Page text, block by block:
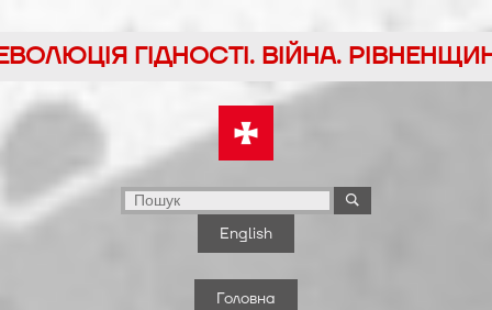
ГІДНОСТІ. ВІЙНА.
English
Головна